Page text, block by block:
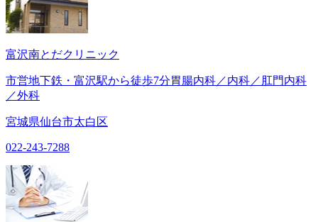
富沢南とだクリニック
市営地下鉄・富沢駅から徒歩7分胃腸内科／内科／肛門内科
／外科
宮城県仙台市太白区
022-243-7288